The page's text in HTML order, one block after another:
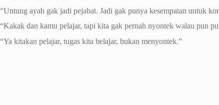
“Untung ayah gak jadi pejabat. Jadi gak punya kesempatan untuk
“Kakak dan kamu pelajar, tapi kita gak pernah nyontek walau pun
“Ya kitakan pelajar, tugas kita belajar, bukan menyontek.”